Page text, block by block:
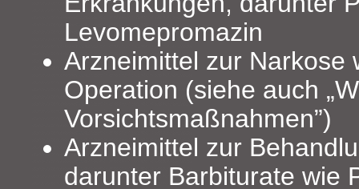
Levomepromazin
Arzneimittel zur Narkose
Operation (siehe auch
Vorsichtsmaßnahmen”)
Arzneimittel zur
darunter Barbiturate wie